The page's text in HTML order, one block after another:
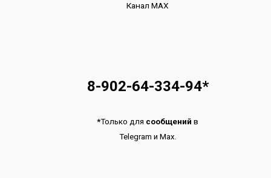
Канал МАХ
8-902-64-334-94*
*Только для сообщений в
Telegram и Max.